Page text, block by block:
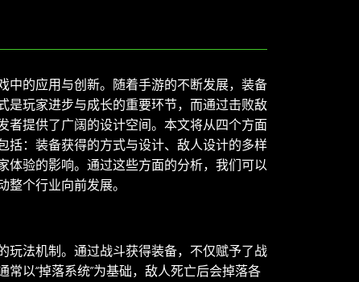
中的应用与创新。随着手游的不断发展，装备
是玩家进步与成长的重要环节，而通过击败敌
者提供了广阔的设计空间。本文将从四个方面
括：装备获得的方式与设计、敌人设计的多样
体验的影响。通过这些方面的分析，我们可以
个行业向前发展。
玩法机制。通过战斗获得装备，不仅赋予了战
以“掉落系统”为基础，敌人死亡后会掉落各